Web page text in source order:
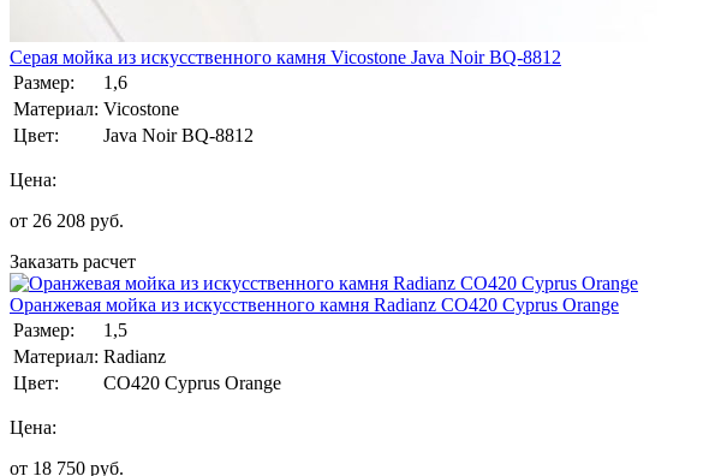
Серая мойка из искусственного камня Vicostone Java Noir BQ-8812
Размер:
1,6
Материал: Vicostone
Цвет:
Java Noir BQ-8812
Цена:
от 26 208 руб.
Заказать расчет
Оранжевая мойка из искусственного камня Radianz CO420 Cyprus Orange
Размер:
1,5
Материал: Radianz
Цвет:
CO420 Cyprus Orange
Цена:
от 18 750 руб.